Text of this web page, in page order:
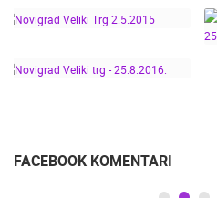
PELAGIJA, NOVIGRAD
PELAGIJA 2016.
25.8.2016.
FACEBOOK KOMENTARI